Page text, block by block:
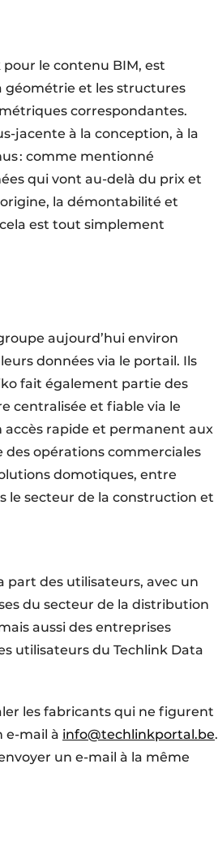
pour le contenu BIM, est
géométrie et les structures
correspondantes.
jacente à la conception, à la
: comme mentionné
qui vont au-delà du prix et
la démontabilité et
est tout simplement
aujourd’hui environ
données via le portail. Ils
fait également partie des
centralisée et fiable via le
accès rapide et permanent aux
des opérations commerciales
domotiques, entre
le secteur de la construction et
part des utilisateurs, avec un
du secteur de la distribution
aussi des entreprises
utilisateurs du Techlink Data
les fabricants qui ne figurent
e-mail à info@techlinkportal.be.
un e-mail à la même